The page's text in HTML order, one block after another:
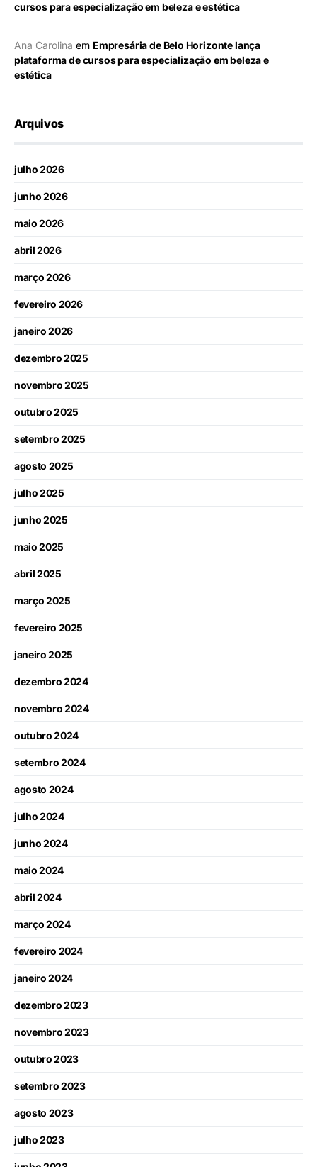
cursos para especialização em beleza e estética
Ana Carolina em Empresária de Belo Horizonte lança
plataforma de cursos para especialização em beleza e
estética
Arquivos
julho 2026
junho 2026
maio 2026
abril 2026
março 2026
fevereiro 2026
janeiro 2026
dezembro 2025
novembro 2025
outubro 2025
setembro 2025
agosto 2025
julho 2025
junho 2025
maio 2025
abril 2025
março 2025
fevereiro 2025
janeiro 2025
dezembro 2024
novembro 2024
outubro 2024
setembro 2024
agosto 2024
julho 2024
junho 2024
maio 2024
abril 2024
março 2024
fevereiro 2024
janeiro 2024
dezembro 2023
novembro 2023
outubro 2023
setembro 2023
agosto 2023
julho 2023